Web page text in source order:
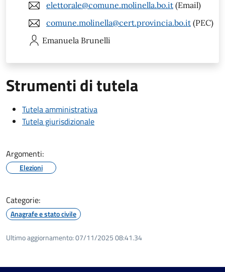
elettorale@comune.molinella.bo.it (Email)
comune.molinella@cert.provincia.bo.it (PEC)
Emanuela Brunelli
Strumenti di tutela
Tutela amministrativa
Tutela giurisdizionale
Argomenti:
Elezioni
Categorie:
Anagrafe e stato civile
Ultimo aggiornamento:07/11/2025 08:41.34